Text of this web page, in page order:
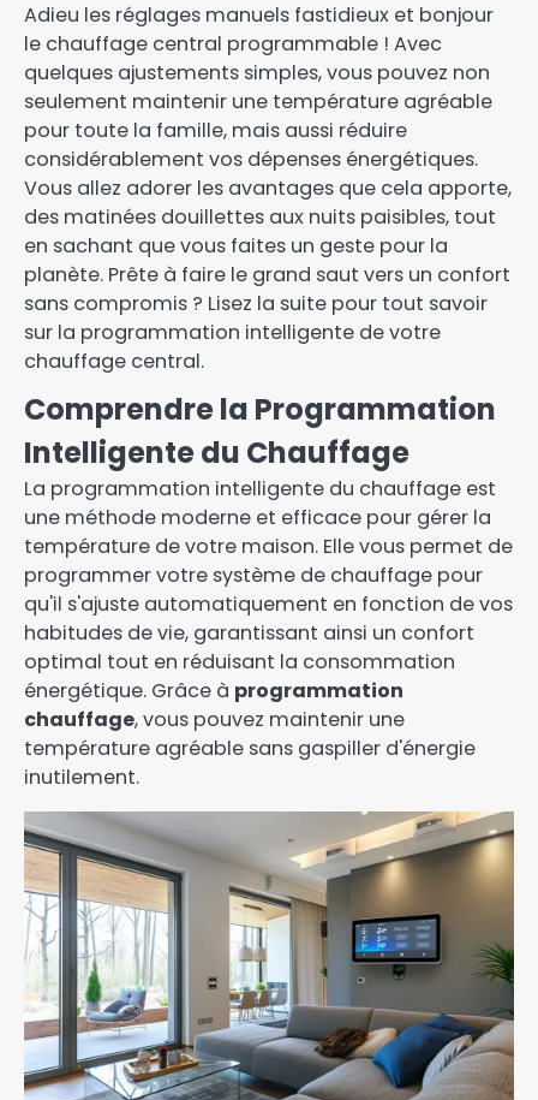
Adieu les réglages manuels fastidieux et bonjour
le chauffage central programmable ! Avec
quelques ajustements simples, vous pouvez non
seulement maintenir une température agréable
pour toute la famille, mais aussi réduire
considérablement vos dépenses énergétiques.
Vous allez adorer les avantages que cela apporte,
des matinées douillettes aux nuits paisibles, tout
en sachant que vous faites un geste pour la
planète. Prête à faire le grand saut vers un confort
sans compromis ? Lisez la suite pour tout savoir
sur la programmation intelligente de votre
chauffage central.
Comprendre la Programmation
Intelligente du Chauffage
La programmation intelligente du chauffage est
une méthode moderne et efficace pour gérer la
température de votre maison. Elle vous permet de
programmer votre système de chauffage pour
qu'il s'ajuste automatiquement en fonction de vos
habitudes de vie, garantissant ainsi un confort
optimal tout en réduisant la consommation
énergétique. Grâce à programmation
chauffage, vous pouvez maintenir une
température agréable sans gaspiller d'énergie
inutilement.